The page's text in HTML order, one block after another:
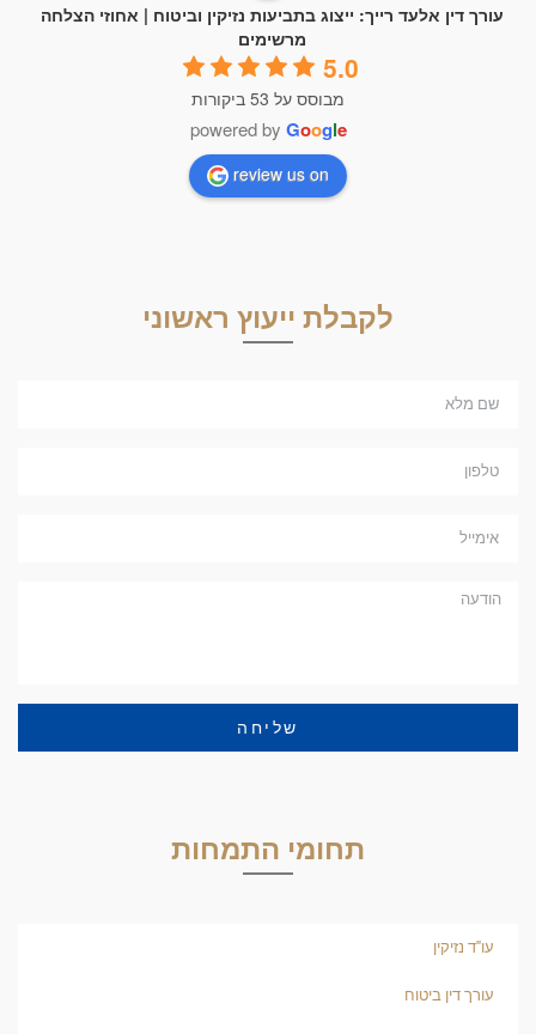
עורך דין אלעד רייך: ייצוג בתביעות נזיקין וביטוח | אחוזי הצלחה
מרשימים
5.0
מבוסס על 53 ביקורות
powered by Google
review us on
לקבלת ייעוץ ראשוני
שליחה
תחומי התמחות
עו"ד נזיקין
עורך דין ביטוח